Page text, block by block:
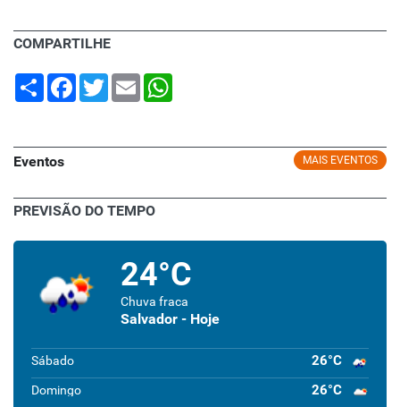
COMPARTILHE
Share Facebook
TwitterEmail
MAIS EVENTOS
Eventos
PREVISÃO DO TEMPO
24°C
Chuva fraca
Salvador - Hoje
Sábado 26°C
Domingo 26°C